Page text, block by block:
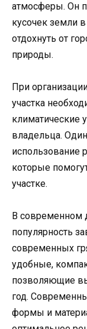
атмосферы. Он
кусочек земли
отдохнуть от
природы.
При
участка
климатические
владельца.
использование
которые
участке.
В современном
популярность
современных
удобные,
позволяющие
год.
формы и